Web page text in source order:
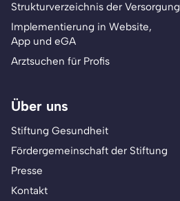
Strukturverzeichnis der Versorgung
Implementierung in Website,
App und eGA
Arztsuchen für Profis
Über uns
Stiftung Gesundheit
Fördergemeinschaft der Stiftung
Presse
Kontakt